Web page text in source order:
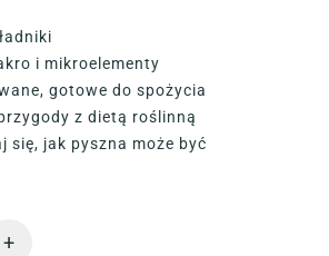
i mikroelementy
gotowe do spożycia
z dietą roślinną
się, jak pyszna może być
+